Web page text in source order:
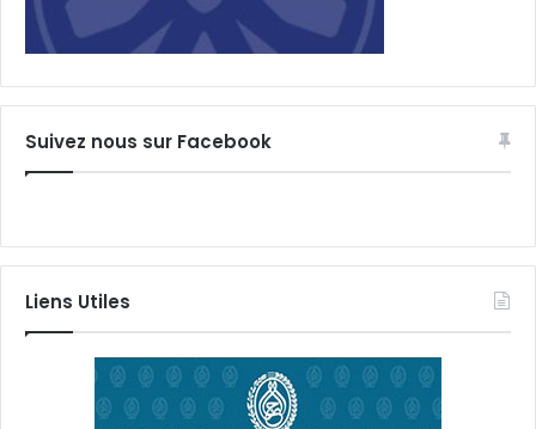
Suivez nous sur Facebook
Liens Utiles